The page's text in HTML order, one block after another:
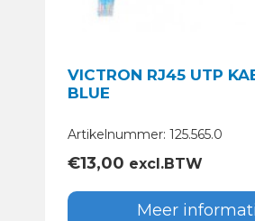
VICTRON RJ45 UTP
BLUE
Artikelnummer: 125.565.0
€13,00 excl.BTW
Meer